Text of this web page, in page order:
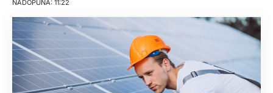
NADOPUNA: 11:22